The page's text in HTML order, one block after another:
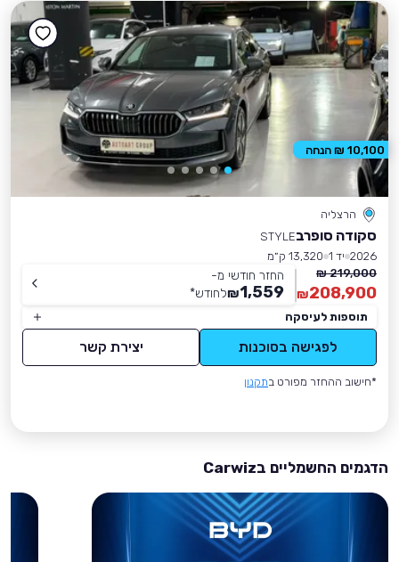
הרצליה
סקודה סופרבSTYLE
2026 יד 1
13,320 ק״מ
219,000 ₪
208,900
₪
החזר חודשי מ-
1,559
₪לחודש*
תוספות לעיסקה
לפגישה בסוכנות יצירת קשר
*חישוב ההחזר מפורט בתקנון
10,100 ₪ הנחה
הדגמים החשמליים בCarwiz